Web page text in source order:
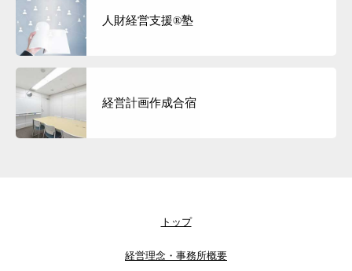
人財経営支援®︎塾
経営計画作成合宿
トップ
経営理念・事務所概要